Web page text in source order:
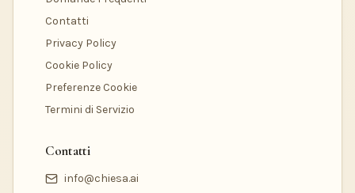
Contatti
Privacy Policy
Cookie Policy
Preferenze Cookie
Termini di Servizio
Contatti
info@chiesa.ai